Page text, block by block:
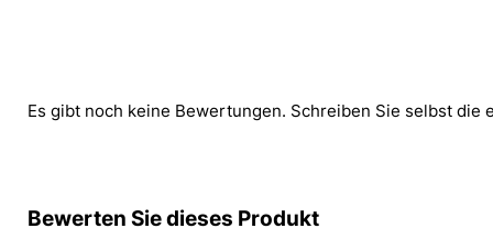
Es gibt noch keine Bewertungen. Schreiben Sie selbst die
Bewerten Sie dieses Produkt